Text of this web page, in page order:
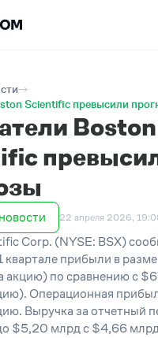
Scientific превысили
Boston
22 апреля 2026,
Corp. (NYSE: BSX)
квартале прибыли в
акцию) по сравнению с
Операционная
Выручка за отчетный
$5,20 млрд с $4,66